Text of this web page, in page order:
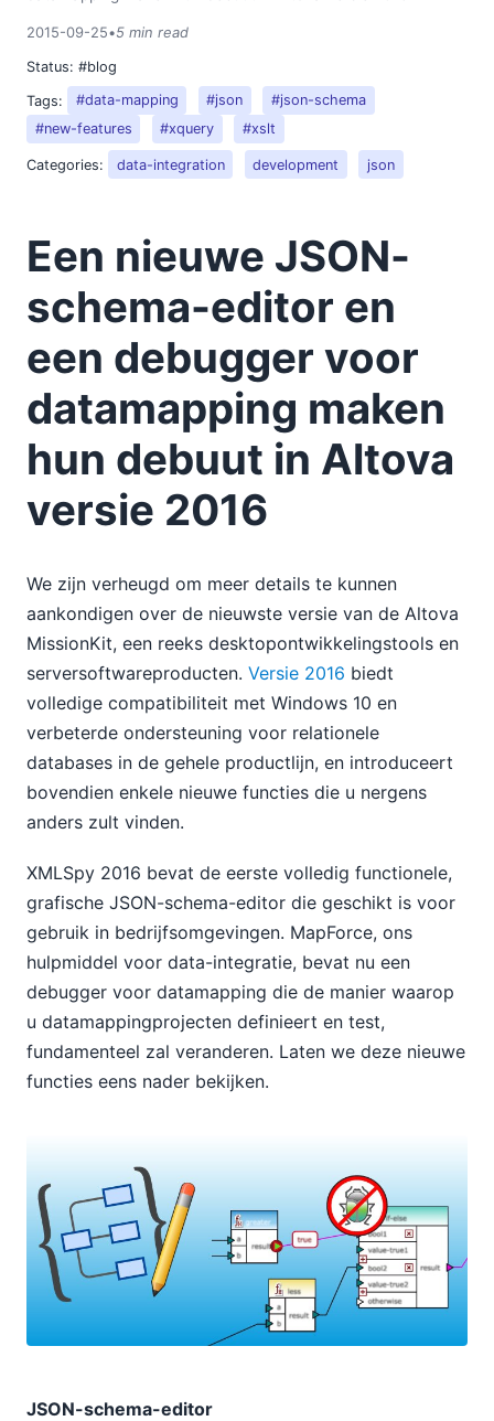
2015-09-25•5 min read
Status: #blog
Tags:
#data-mapping #json
#json-schema
#new-features
#xquery #xslt
Categories: data-integration development json
Een nieuwe JSON-
schema-editor en
een debugger voor
datamapping maken
hun debuut in Altova
versie 2016
We zijn verheugd om meer details te kunnen
aankondigen over de nieuwste versie van de Altova
MissionKit, een reeks desktopontwikkelingstools en
serversoftwareproducten. Versie 2016 biedt
volledige compatibiliteit met Windows 10 en
verbeterde ondersteuning voor relationele
databases in de gehele productlijn, en introduceert
bovendien enkele nieuwe functies die u nergens
anders zult vinden.
XMLSpy 2016 bevat de eerste volledig functionele,
grafische JSON-schema-editor die geschikt is voor
gebruik in bedrijfsomgevingen. MapForce, ons
hulpmiddel voor data-integratie, bevat nu een
debugger voor datamapping die de manier waarop
u datamappingprojecten definieert en test,
fundamenteel zal veranderen. Laten we deze nieuwe
functies eens nader bekijken.
JSON-schema-editor